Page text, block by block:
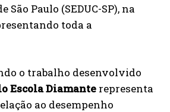
Paulo (SEDUC-SP), na
toda a
o trabalho desenvolvido
Escola Diamante representa
ao desempenho